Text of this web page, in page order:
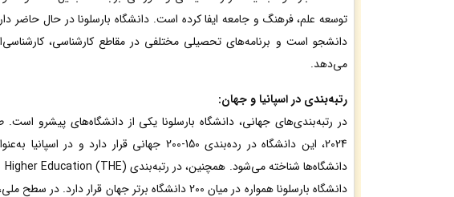
دانشجو است و برنامه‌های تحصیلی مختلفی در مقاطع کارشناسی،
می‌دهد.
رتبه‌بندی در اسپانیا و جهان:
2024، این دانشگاه در رده‌بندی 150-200 جهانی قرار دارد و
دانشگاه بارسلونا همواره در میان 200 دانشگاه برتر جهان قرار